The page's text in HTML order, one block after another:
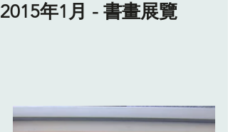
2015年1月 - 書畫展覽